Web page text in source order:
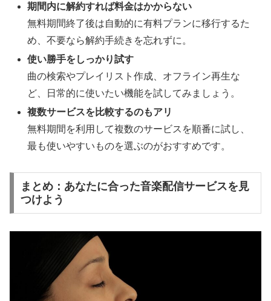
期間内に解約すれば料金はかからない
無料期間終了後は自動的に有料プランに移行するた
め、不要なら解約手続きを忘れずに。
使い勝手をしっかり試す
曲の検索やプレイリスト作成、オフライン再生な
ど、日常的に使いたい機能を試してみましょう。
複数サービスを比較するのもアリ
無料期間を利用して複数のサービスを順番に試し、
最も使いやすいものを選ぶのがおすすめです。
まとめ：あなたに合った音楽配信サービスを見
つけよう